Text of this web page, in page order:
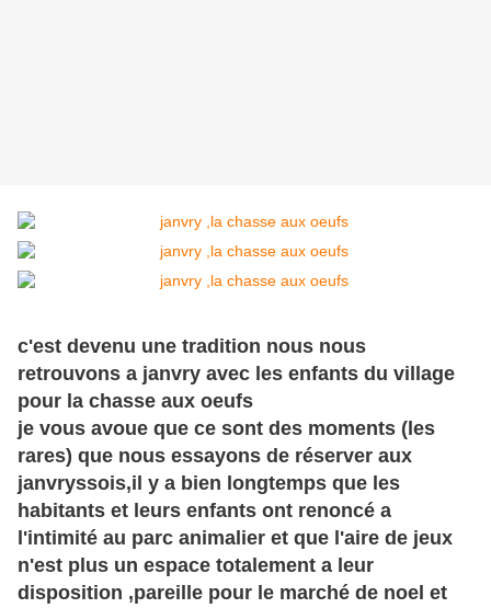
c'est devenu une tradition nous nous
retrouvons a janvry avec les enfants du village
pour la chasse aux oeufs
je vous avoue que ce sont des moments (les
rares) que nous essayons de réserver aux
janvryssois,il y a bien longtemps que les
habitants et leurs enfants ont renoncé a
l'intimité au parc animalier et que l'aire de jeux
n'est plus un espace totalement a leur
disposition ,pareille pour le marché de noel et